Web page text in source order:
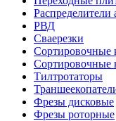
Распределители
РВД
Сваерезки
Сортировочные
Сортировочные
Тилтротаторы
Фрезы дисковые
Фрезы роторные